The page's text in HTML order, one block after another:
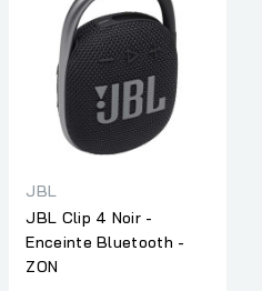
JBL
JBL Clip 4 Noir -
Enceinte Bluetooth -
ZON